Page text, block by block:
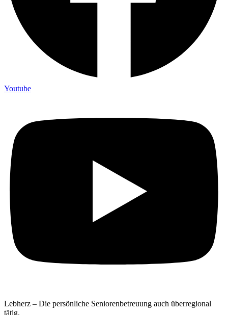
Youtube
Lebherz – Die persönliche Seniorenbetreuung auch überregional
tätig.